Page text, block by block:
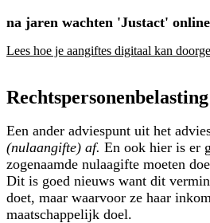
na jaren wachten 'Justact' online
Lees hoe je aangiftes digitaal kan
Rechtspersonenbelasting
Een ander adviespunt uit het
(nulaangifte) af. En ook hier is er
zogenaamde nulaagifte moeten
Dit is goed nieuws want dit
doet, maar waarvoor ze haar
maatschappelijk doel.